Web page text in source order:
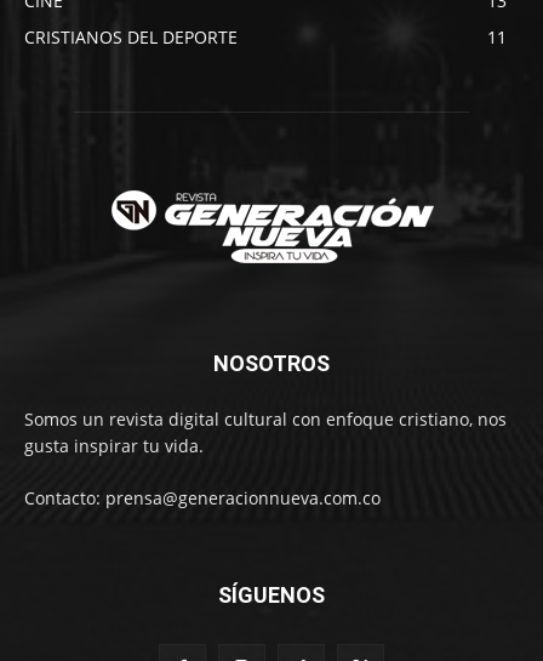
CRISTIANOS DEL DEPORTE
11
NOSOTROS
Somos un revista digital cultural con enfoque cristiano, nos
gusta inspirar tu vida.
Contacto: prensa@generacionnueva.com.co
SÍGUENOS